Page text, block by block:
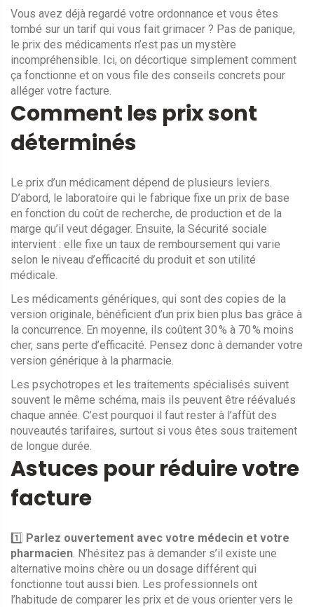
Vous avez déjà regardé votre ordonnance et vous êtes
tombé sur un tarif qui vous fait grimacer ? Pas de panique,
le prix des médicaments n’est pas un mystère
incompréhensible. Ici, on décortique simplement comment
ça fonctionne et on vous file des conseils concrets pour
alléger votre facture.
Comment les prix sont
déterminés
Le prix d’un médicament dépend de plusieurs leviers.
D’abord, le laboratoire qui le fabrique fixe un prix de base
en fonction du coût de recherche, de production et de la
marge qu’il veut dégager. Ensuite, la Sécurité sociale
intervient : elle fixe un taux de remboursement qui varie
selon le niveau d’efficacité du produit et son utilité
médicale.
Les médicaments génériques, qui sont des copies de la
version originale, bénéficient d’un prix bien plus bas grâce à
la concurrence. En moyenne, ils coûtent 30 % à 70 % moins
cher, sans perte d’efficacité. Pensez donc à demander votre
version générique à la pharmacie.
Les psychotropes et les traitements spécialisés suivent
souvent le même schéma, mais ils peuvent être réévalués
chaque année. C’est pourquoi il faut rester à l’affût des
nouveautés tarifaires, surtout si vous êtes sous traitement
de longue durée.
Astuces pour réduire votre
facture
1️⃣ Parlez ouvertement avec votre médecin et votre
pharmacien. N’hésitez pas à demander s’il existe une
alternative moins chère ou un dosage différent qui
fonctionne tout aussi bien. Les professionnels ont
l’habitude de comparer les prix et de vous orienter vers le